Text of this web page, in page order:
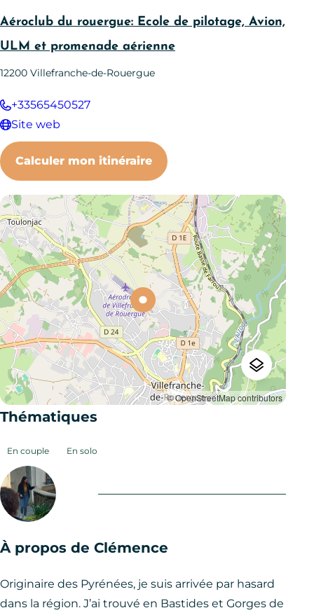
© OpenStreetMap contributors
Aéroclub du rouergue: Ecole de pilotage, Avion,
ULM et promenade aérienne
12200 Villefranche-de-Rouergue
+33565450527
Site web
Calculer mon itinéraire
Thématiques
En couple En solo
À propos de Clémence
Originaire des Pyrénées, je suis arrivée par hasard
dans la région. J’ai trouvé en Bastides et Gorges de